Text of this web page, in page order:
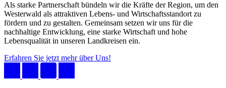
Als starke Partnerschaft bündeln wir die Kräfte der Region, um den
Westerwald als attraktiven Lebens- und Wirtschaftsstandort zu
fördern und zu gestalten. Gemeinsam setzen wir uns für die
nachhaltige Entwicklung, eine starke Wirtschaft und hohe
Lebensqualität in unseren Landkreisen ein.
Erfahren Sie jetzt mehr über Uns!